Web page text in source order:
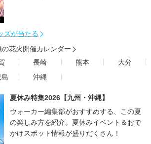
ズが当たる
の花火開催カレンダー
長崎 熊本
大分
島 沖縄
夏休み特集2026【九州・沖縄】
ウォーカー編集部がおすすめする、この夏
の楽しみ方を紹介。夏休みイベント＆おで
かけスポット情報が盛りだくさん！